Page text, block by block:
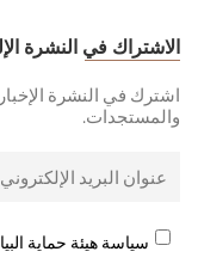
الاشتراك في النشرة
اشترك في النشرة
والمستجدات.
سياسة هيئة حماية